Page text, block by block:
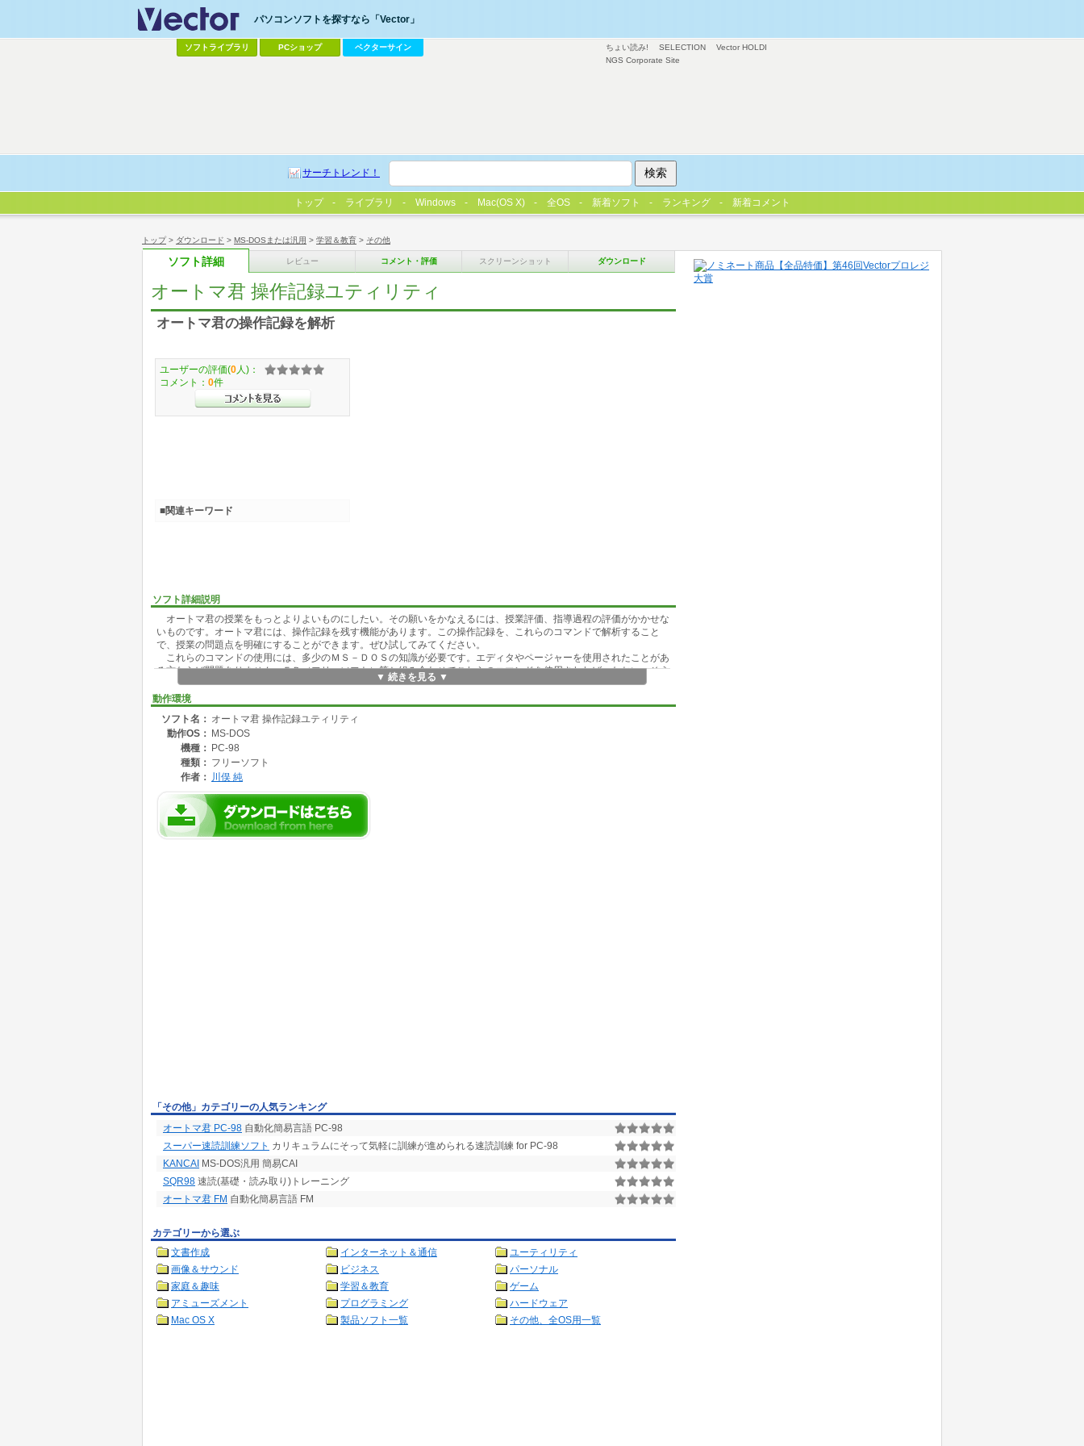
トップ> ダウンロード > MS-DOSまたは汎用 > 学習＆教育 > その他
ソフト詳細 レビュー コメント・評価 スクリーンショット ダウンロード
オートマ君 操作記録ユティリティ
オートマ君の操作記録を解析
ソフト詳細説明
オートマ君の授業をもっとよりよいものにしたい。その願いをかなえるには、授業評価、指導過程の評価がかかせな
いものです。オートマ君には、操作記録を残す機能があります。この操作記録を、これらのコマンドで解析すること
で、授業の問題点を明確にすることができます。ぜひ試してみてください。
これらのコマンドの使用には、多少のＭＳ－ＤＯＳの知識が必要です。エディタやページャーを使用されたことがあ
る方ならば問題ありません。ＦＤ（フリーソフト）等と組み合わせてこれらのコマンドを使用されれば、なおいっそう
便利に使うことができます。
▼ 続きを見る ▼
動作環境
ソフト名： オートマ君 操作記録ユティリティ
動作OS： MS-DOS
機種： PC-98
種類： フリーソフト
作者：
川俣 純
ユーザーの評価(0 人)：
コメント： 0件
■関連キーワード
「その他」カテゴリーの人気ランキング
オートマ君 PC-98 自動化簡易言語 PC-98
スーパー速読訓練ソフト カリキュラムにそって気軽に訓練が進められる速読訓練 for PC-98
KANCAI MS-DOS汎用 簡易CAI
SQR98 速読(基礎・読み取り)トレーニング
オートマ君 FM 自動化簡易言語 FM
カテゴリーから選ぶ
文書作成
インターネット＆通信
ユーティリティ
画像＆サウンド
ビジネス
パーソナル
家庭＆趣味
学習＆教育
ゲーム
アミューズメント
プログラミング
ハードウェア
Mac OS X
製品ソフト一覧 その他、全OS用一覧
ちょい読み! SELECTION
Vector HOLDI
NGS Corporate Site
パソコンソフトを探すなら「Vector」
ソフトライブラリ PCショップ ベクターサイン
サーチトレンド！
トップ ライブラリ Windows Mac(OS X) 全OS 新着ソフト ランキング 新着コメント